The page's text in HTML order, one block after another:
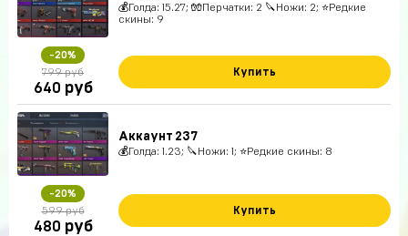
💰Голда: 15.27; 🧤Перчатки: 2 🔪Ножи: 2; ⭐️Редкие
скины: 9
-20%
799 руб
640 руб
Купить
Аккаунт 237
💰Голда: 1.23; 🔪Ножи: 1; ⭐️Редкие скины: 8
-20%
599 руб
480 руб
Купить